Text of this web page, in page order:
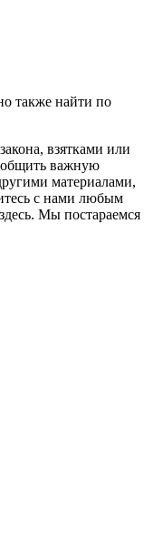
также найти по
взятками или
важную
материалами,
с нами любым
Мы постараемся